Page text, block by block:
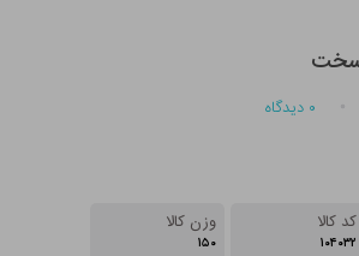
سخت
۰ دیدگاه
کد کالا
۱۰۴۰۳۲
وزن کالا
۱۵۰